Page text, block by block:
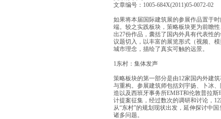
文章编号：1005-684X(2011)05-0072-02
如果将本届国际建筑展的参展作品置于
端。较之实践板块，策略板块更为前瞻
出27份作品，囊括了国内外具有代表性
议题切入，以丰富的展览形式（视频、
城市理念，描绘了真实可触的远景。
1东村：集体发声
策略板块的第一部分是由12家国内外建
与重构。参展建筑师包括刘宇扬、卜冰
造以及西班牙事务所EMBT和伦敦普拉斯
计提案征集，经过数次的调研和讨论，
从“东村”的规划现状出发，延伸探讨中
诸多问题。